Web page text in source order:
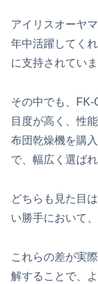
アイリスオーヤ
年中活躍してく
に支持されていま
その中でも、
目度が高く、性
布団乾燥機を購
で、幅広く選ば
どちらも見た目
い勝手において
これらの差が実
解することで、